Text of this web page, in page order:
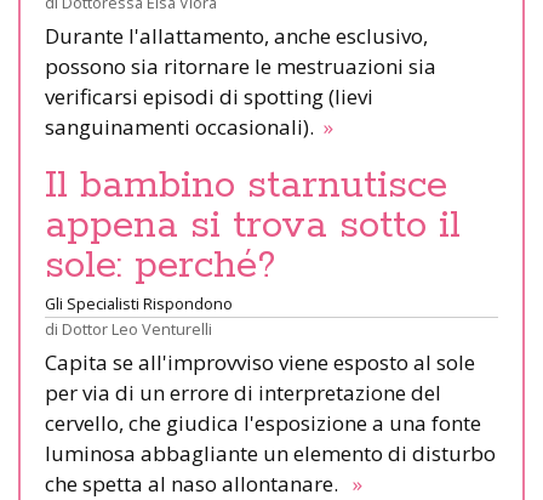
Durante l'allattamento, anche esclusivo,
possono sia ritornare le mestruazioni sia
verificarsi episodi di spotting (lievi
sanguinamenti occasionali). »
Il bambino starnutisce
appena si trova sotto il
sole: perché?
Gli Specialisti Rispondono
di Dottor Leo Venturelli
Capita se all'improvviso viene esposto al sole
per via di un errore di interpretazione del
cervello, che giudica l'esposizione a una fonte
luminosa abbagliante un elemento di disturbo
che spetta al naso allontanare. »